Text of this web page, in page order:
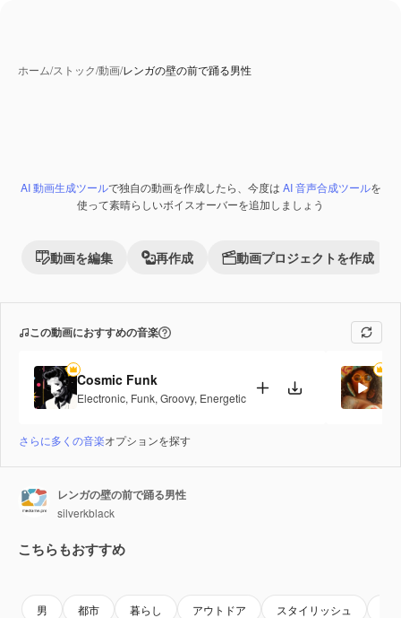
ホーム/ストック/動画/レンガの壁の前で踊る男性
Premium
AI 動画生成ツールで独自の動画を作成したら、今度は AI 音声合成ツールを
使って素晴らしいボイスオーバーを追加しましょう
動画を編集 再作成 動画プロジェクトを作成
この動画におすすめの音楽
Cosmic Funk
Electronic, Funk, Groovy, Energetic
さらに多くの音楽オプションを探す
レンガの壁の前で踊る男性
silverkblack
こちらもおすすめ
男 都市 暮らし アウトドア スタイリッシュ